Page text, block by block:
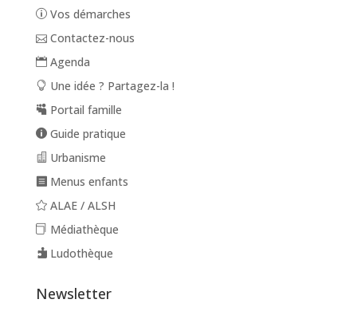
Vos démarches
Contactez-nous
Agenda
Une idée ? Partagez-la !
Portail famille
Guide pratique
Urbanisme
Menus enfants
ALAE / ALSH
Médiathèque
Ludothèque
Newsletter